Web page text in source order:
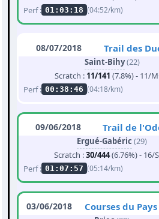
Perf : 01:03:18 (04:52/km)
08/07/2018 Trail des
Saint-Bihy(22)
Scratch : 11/141 (7.8%) - 11/
Perf : 00:38:46 (04:18/km)
09/06/2018 Trail de
Ergué-Gabéric (29)
Scratch :30/444(6.76%) - 16/
Perf : 01:07:57 (05:14/km)
03/06/2018 Courses du